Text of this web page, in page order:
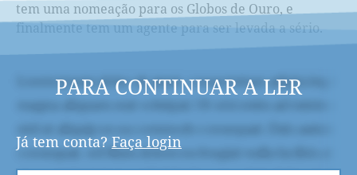
tem uma nomeação para os Globos de Ouro, e
finalmente tem um agente para ser levada a sério.
PARA CONTINUAR A LER
Já tem conta? Faça login